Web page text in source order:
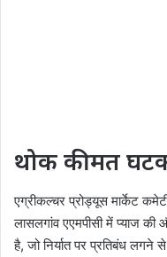
थोक कीमत
एग्रीकल्चर प्रोड्यूस मार्केट
लासलगांव एएमपीसी में प्याज
है, जो निर्यात पर प्रतिबंध